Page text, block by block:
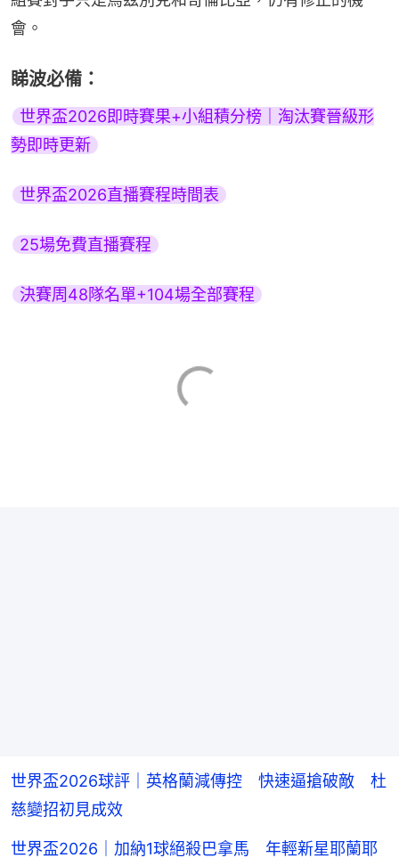
會。
睇波必備：
世界盃2026即時賽果+小組積分榜｜淘汰賽晉級形
勢即時更新
世界盃2026直播賽程時間表
25場免費直播賽程
決賽周48隊名單+104場全部賽程
世界盃2026球評｜英格蘭減傳控 快速逼搶破敵 杜
慈變招初見成效
世界盃2026｜加納1球絕殺巴拿馬 年輕新星耶蘭耶